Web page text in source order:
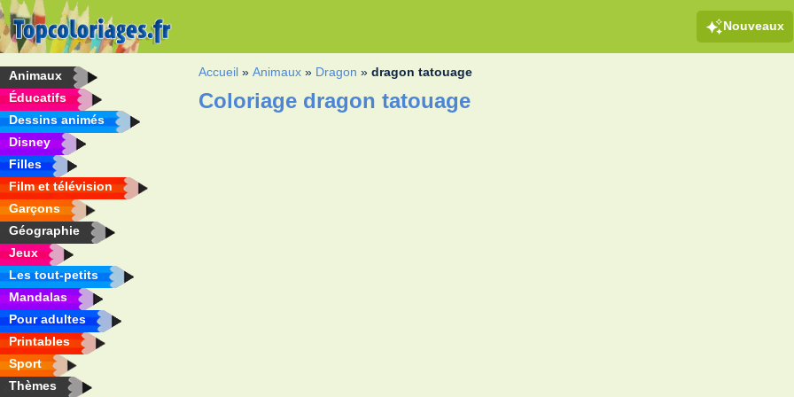
Nouveaux
Animaux
Éducatifs
Dessins animés
Disney
Filles
Film et télévision
Garçons
Géographie
Jeux
Les tout-petits
Mandalas
Pour adultes
Printables
Sport
Thèmes
Accueil »Animaux » Dragon »dragon tatouage
Coloriage dragon tatouage